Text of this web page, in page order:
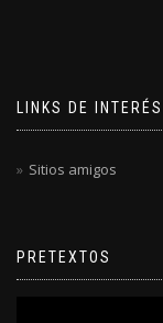
LINKS DE INTERÉS
Sitios amigos
PRETEXTOS